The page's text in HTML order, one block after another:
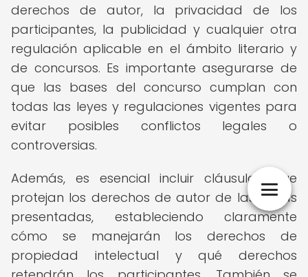
derechos de autor, la privacidad de los
participantes, la publicidad y cualquier otra
regulación aplicable en el ámbito literario y
de concursos. Es importante asegurarse de
que las bases del concurso cumplan con
todas las leyes y regulaciones vigentes para
evitar posibles conflictos legales o
controversias.
Además, es esencial incluir cláusulas que
protejan los derechos de autor de las obras
presentadas, estableciendo claramente
cómo se manejarán los derechos de
propiedad intelectual y qué derechos